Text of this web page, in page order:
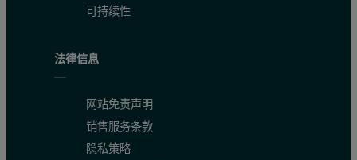
可持续性
法律信息
网站免责声明
销售服务条款
隐私策略